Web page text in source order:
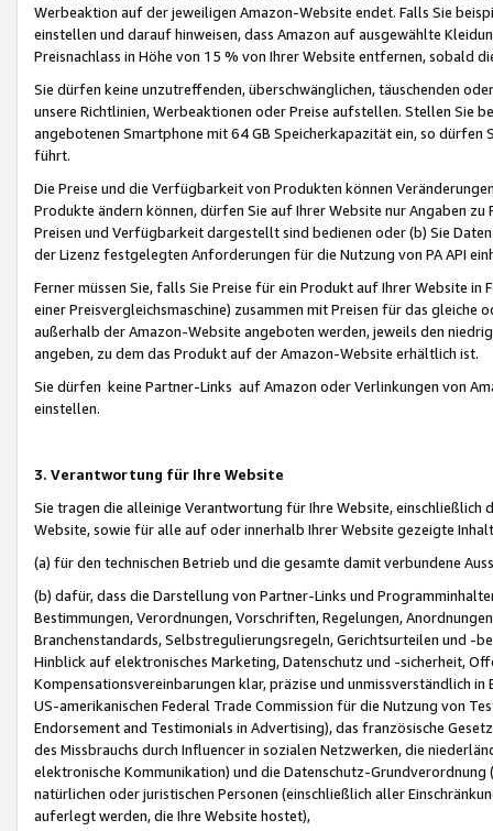
Werbeaktion auf der jeweiligen Amazon-Website endet. Falls Sie
einstellen und darauf hinweisen, dass Amazon auf ausgewählte
Preisnachlass in Höhe von 15 % von Ihrer Website entfernen, sobald
Sie dürfen keine unzutreffenden, überschwänglichen, täuschenden
unsere Richtlinien, Werbeaktionen oder Preise aufstellen. Stellen Sie
angebotenen Smartphone mit 64 GB Speicherkapazität ein, so dürfen
führt.
Die Preise und die Verfügbarkeit von Produkten können
Produkte ändern können, dürfen Sie auf Ihrer Website nur Angaben
Preisen und Verfügbarkeit dargestellt sind bedienen oder (b) Sie
der Lizenz festgelegten Anforderungen für die Nutzung von PA API
Ferner müssen Sie, falls Sie Preise für ein Produkt auf Ihrer Website
einer Preisvergleichsmaschine) zusammen mit Preisen für das
außerhalb der Amazon-Website angeboten werden, jeweils den
angeben, zu dem das Produkt auf der Amazon-Website erhältlich ist.
Sie dürfen keine Partner-Links auf Amazon oder Verlinkungen von
einstellen.
3. Verantwortung für Ihre Website
Sie tragen die alleinige Verantwortung für Ihre Website,
Website, sowie für alle auf oder innerhalb Ihrer Website gezeigte
(a) für den technischen Betrieb und die gesamte damit verbundene
(b) dafür, dass die Darstellung von Partner-Links und
Bestimmungen, Verordnungen, Vorschriften, Regelungen,
Branchenstandards, Selbstregulierungsregeln, Gerichtsurteilen und -
Hinblick auf elektronisches Marketing, Datenschutz und -sicherheit,
Kompensationsvereinbarungen klar, präzise und unmissverständlich
US-amerikanischen Federal Trade Commission für die Nutzung von
Endorsement and Testimonials in Advertising), das französische
des Missbrauchs durch Influencer in sozialen Netzwerken, die
elektronische Kommunikation) und die Datenschutz-
natürlichen oder juristischen Personen (einschließlich aller
auferlegt werden, die Ihre Website hostet),